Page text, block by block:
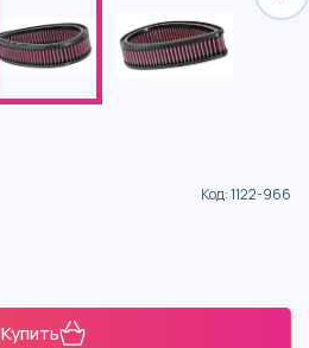
Код:1122-966
Купить